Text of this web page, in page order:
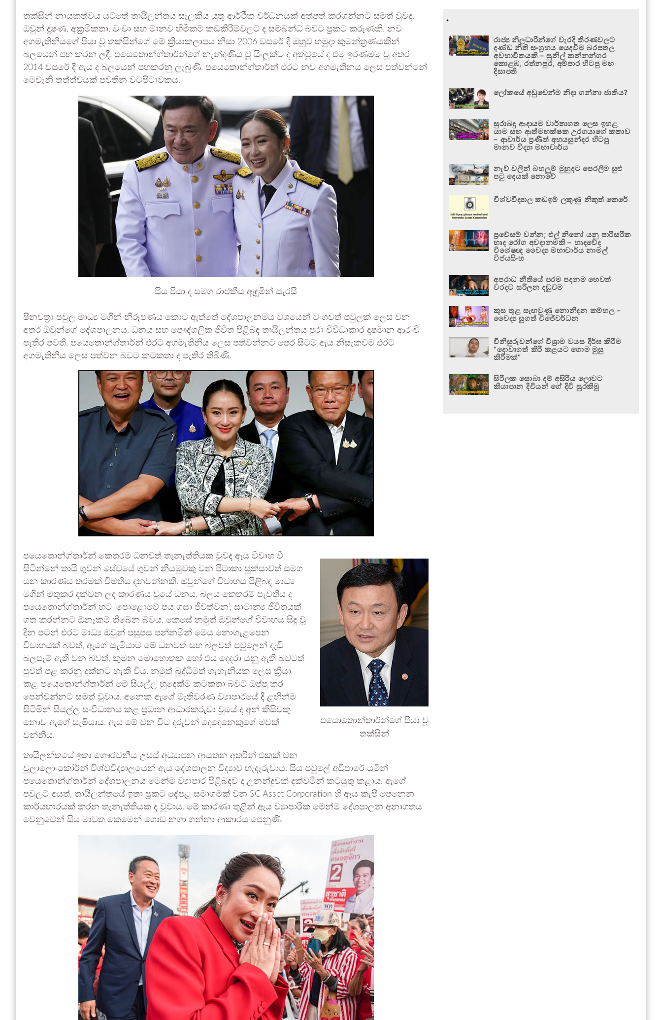
තක්සින් නායකත්වය යටතේ තායිලන්තය සැලකිය යුතු ආර්ථික වර්ධනයක් අත්පත් කරගන්නට සමත් වුවද,
ඔවුන් දුෂණ, අක්‍රමිකතා, වංචා සහ මානව හිමිකම් කඩකිරීම්වලට ද සම්බන්ධ බවට ප්‍රකට කරුණකි. නව
අගමැතිනියගේ පියා වූ තක්සින්ගේ මේ ක්‍රියාකලාපය නිසා 2006 වසරේ දී ඔහුව හමුදා කුමන්ත්‍රණයකින්
බලයෙන් පහ කරන ලදී. පයෙතොන්ග්තාර්න්ගේ නැන්දණිය වූ යිංලුක්ට ද අත්වූයේ ද එම ඉරණමම වූ අතර
2014 වසරේ දී ඇය ද බලයෙන් පහකරනු ලැබුණි. පයෙතොන්ග්තාර්න් එරට නව අගමැතිනය ලෙස පත්වන්නේ
මෙවැනි තත්ත්වයක් පවතින වටපිටාවකය.
සිය පියා ද සමග රාජකීය ඇඳුමින් සැරසී
ෂිනවත්‍රා පවුල මාධ්‍ය මගින් නිරූපණය කොට ඇත්තේ දේශපාලනමය වශයෙන් වංශවත් පවුලක් ලෙස වන
අතර ඔවුන්ගේ දේශපාලනය, ධනය සහ පෞද්ගලික ජීවිත පිළිබඳ තායිලන්තය පුරා විවිධාකාර දූෂමාන ආරංචි
පැතිර පවතී. පයෙතොන්ග්තාර්න් එරට අගමැතිනිය ලෙස පත්වන්නට පෙර සිටම ඇය නිසැකවම එරට
අගමැතිනිය ලෙස පත්වන බවට කටකතා ද පැතිර තිබිණි.
පයොතොන්තාර්න්ගේ පියා වූ
තක්සින්
පයෙතොන්ග්තාර්න් කෙතරම් ධනවත් තැනැත්තියක වුවද ඇය විවාහ වී
සිටින්නේ තායි ගුවන් සේවයේ ගුවන් නියමුවකු වන පිටාකා සුක්සාවත් සමග
යන කාරණය තරමක් විමතිය දනවන්නකි. ඔවුන්ගේ විවාහය පිළිබඳ මාධ්‍ය
මගින් මතුකර දක්වන ලද කාරණය වූයේ ධනය, බලය කෙතරම් පැවතිය ද
පයෙතොන්ග්තාර්න් හට ‘පොළොවේ පය ගසා ජීවත්වන’, සාමාන්‍ය ජීවිතයක්
ගත කරන්නට ඕනෑකම තිබෙන බවය. කෙසේ නමුත් ඔවුන්ගේ විවාහය සිදු වූ
දින පටන් එරට මාධ්‍ය ඔවුන් පසුපස පන්නමින් මෙය නොගැළපෙන
විවාහයක් බවත්, ඇගේ සැමියාට මේ ධනවත් සහ බලවත් පවුලෙන් දැඩි
බලපෑම් ඇති වන බවත්, කුමන මොහොතක හෝ එය දෙදරා යනු ඇති බවටත්
පුවත් පළ කරනු දක්නට හැකි විය. නමුත් බුද්ධිමත් ගැහැනියක ලෙස ක්‍රියා
කළ පයෙතොන්ග්තාර්න් මේ සියල්ල හුදෙක්ම කටකතා බවට ඔප්පු කර
පෙන්වන්නට සමත් වූවාය. අනෙක ඇගේ මැතිවරණ ව්‍යාපාරයේ දී ළඟින්ම
සිටිමින් සියල්ල සංවිධානය කළ ප්‍රධාන ආධාරකරුවා වූයේ ද අන් කිසිවකු
නොව ඇගේ සැමියාය. ඇය මේ වන විට දරුවන් දෙදෙනෙකුගේ මවක්
වන්නීය.
තායිලන්තයේ ඉතා ගෞරවනීය උසස් අධ්‍යාපන ආයතන අතරින් එකක් වන
චූලාලොංකෝර්න් විශ්වවිද්‍යාලයෙන් ඇය දේශපාලන විද්‍යාව හැදෑරුවාය. සිය පවුලේ අඩිපාරේ යමින්
පයෙතොන්ග්තාර්න් දේශපාලනය මෙන්ම ව්‍යාපාර පිළිබඳව ද උනන්දුවක් දක්වමින් කටයුතු කළාය. ඇගේ
පවුලට අයත්, තායිලන්තයේ ඉතා ප්‍රකට දේපළ සමාගමක් වන SC Asset Corporation හි ඇය කැපී පෙනෙන
කාර්යභාරයක් කරන තැනැත්තියක ද වූවාය. මේ කාරණා තුළින් ඇය ව්‍යාපාරික මෙන්ම දේශපාලන අනාගතය
වෙනුවෙන් සිය මාවත කෙමෙන් ගොඩ නගා ගන්නා ආකාරය පෙනුණි.
.
රාජ්‍ය නිලධාරීන්ගේ වැරදි තීරණවලට
දණ්ඩ නීති සංග්‍රහය යෙදවීම බරපතල
අවභාවිතයකි – සුනිල් කන්නන්ගර
කොළඹ, රත්නපුර, අම්පාර හිටපු මහ
දිසාපති
ලෝකයේ අඩුවෙන්ම නිදා ගන්නා ජාතිය?
සුරාබදු ආදායම වාර්තාගත ලෙස ඉහළ
යාම සහ ආත්මභක්ෂක උරගයාගේ කතාව
– ආචාර්ය ප්‍රණීත් අභයසුන්දර හිටපු
මානව විද්‍යා මහාචාර්ය
නැව් වලින් බහලුම් මුහුදට පෙරලීම සුළු
පටු දෙයක් නොවේ
විශ්වවිද්‍යාල කඩඉම් ලකුණු නිකුත් කෙරේ
ප්‍රවේසම් වන්න; එල් නිනෝ යනු පාරිසරික
හෘද රෝග අවදානමකි – හෘදවේද
විශේෂඥ වෛද්‍ය මහාචාර්ය නාමල්
විජයසිංහ
අපරාධ නීතියේ පරම පදනම හෙවත්
වරදට සරිලන දඬුවම
කුස තුළ සැඟවුණු නොනිදන කම්හල –
වෛද්‍ය සුගත් විජේවර්ධන
විනිසුරුවන්ගේ විශ්‍රාම වයස දීර්ඝ කිරීම
“දොවාගත් කිරි කළයට ගොම මුසු
කිරීමක්”
සිරිලක සොබා දම් අසිරිය ලොවට
කියාපාන දිවියන් ගේ දිවි සුරකිමු